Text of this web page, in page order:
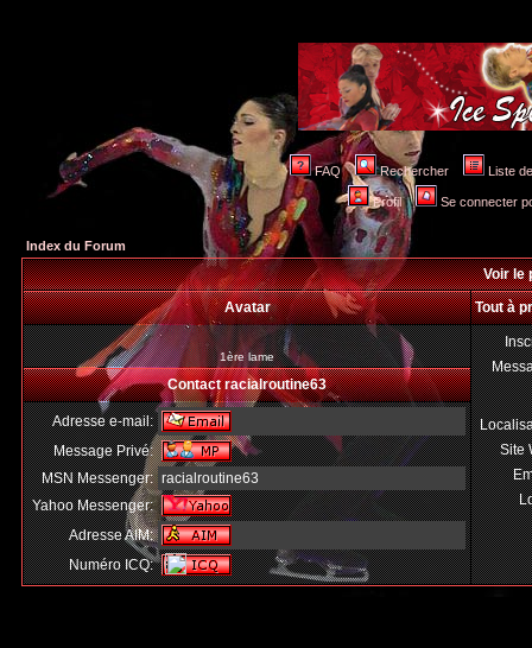
FAQ Rechercher Liste
Profil Se connecter
Index du Forum
Voir le
Avatar
Tout à
1ère lame
Site
Contact racialroutine63
Adresse e-mail:
Message Privé:
MSN Messenger: racialroutine63
Yahoo Messenger:
Adresse AIM:
Numéro ICQ: